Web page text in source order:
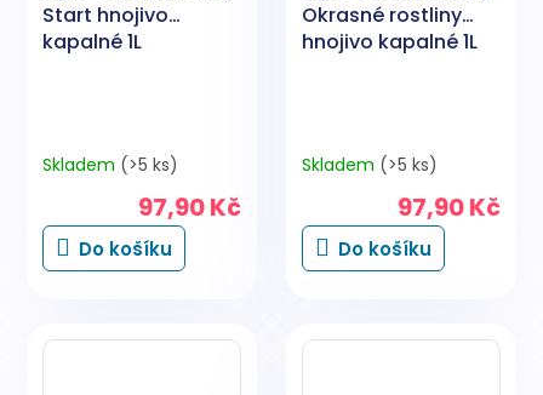
Start hnojivo
kapalné 1L
Skladem (>5 ks)
97,90 Kč
Do košíku
Okrasné rostliny
hnojivo kapalné 1L
Skladem (>5 ks)
97,90 Kč
Do košíku